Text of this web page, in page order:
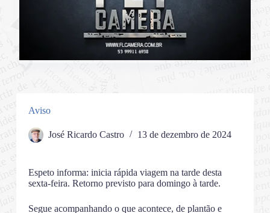
Aviso
José Ricardo Castro 13 de dezembro de 2024
Espeto informa: inicia rápida viagem na tarde desta
sexta-feira. Retorno previsto para domingo à tarde.
Segue acompanhando o que acontece, de plantão e